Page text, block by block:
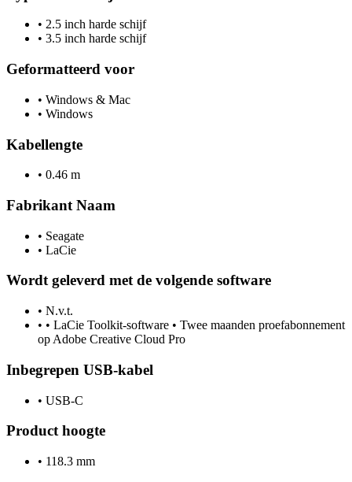
• 2.5 inch harde schijf
• 3.5 inch harde schijf
Geformatteerd voor
• Windows & Mac
• Windows
Kabellengte
• 0.46 m
Fabrikant Naam
• Seagate
• LaCie
Wordt geleverd met de volgende software
• N.v.t.
• • LaCie Toolkit-software • Twee maanden proefabonnement
op Adobe Creative Cloud Pro
Inbegrepen USB-kabel
• USB-C
Product hoogte
• 118.3 mm